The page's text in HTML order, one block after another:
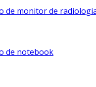
de monitor de
de notebook